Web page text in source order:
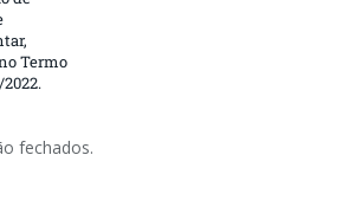
Termo
fechados.